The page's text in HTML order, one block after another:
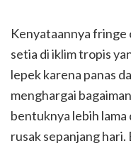
Kenyataannya fringe
setia di iklim tropis
lepek karena panas
menghargai
bentuknya lebih lama
rusak sepanjang